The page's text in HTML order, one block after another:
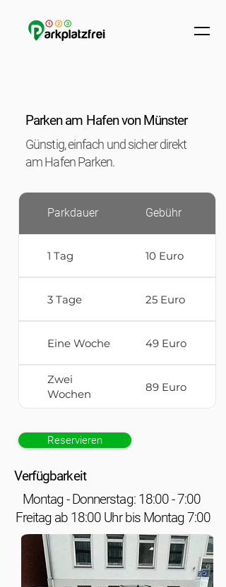
Parken am Hafen von Münster
Günstig, einfach und sicher direkt
am Hafen Parken.
Parkdauer Gebühr
1 Tag 10 Euro
3 Tage 25 Euro
Eine Woche 49 Euro
Zwei
Wochen
89 Euro
Reservieren
Verfügbarkeit
Montag - Donnerstag: 18:00 - 7:00
Freitag ab 18:00 Uhr bis Montag 7:00